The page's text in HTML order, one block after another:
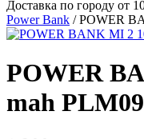
Доставка по городу от
Power Bank / POWER
POWER
mah